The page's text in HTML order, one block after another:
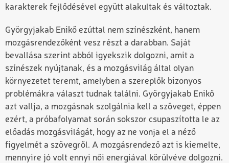
karakterek fejlődésével együtt alakultak és változtak.
Györgyjakab Enikő ezúttal nem színészként, hanem
mozgásrendezőként vesz részt a darabban. Saját
bevallása szerint abból igyekszik dolgozni, amit a
színészek nyújtanak, és a mozgásvilág által olyan
környezetet teremt, amelyben a szereplők bizonyos
problémákra választ tudnak találni. Györgyjakab Enikő
azt vallja, a mozgásnak szolgálnia kell a szöveget, éppen
ezért, a próbafolyamat során sokszor csupaszította le az
előadás mozgásvilágát, hogy az ne vonja el a néző
figyelmét a szövegről. A mozgásrendező azt is kiemelte,
mennyire jó volt ennyi női energiával körülvéve dolgozni.